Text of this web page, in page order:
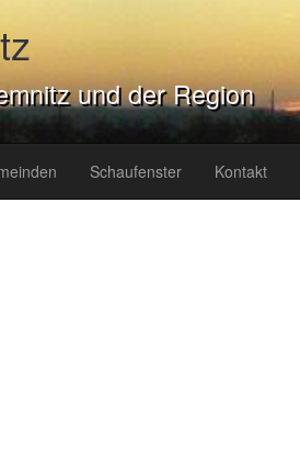
und der Region
Schaufenster Kontakt